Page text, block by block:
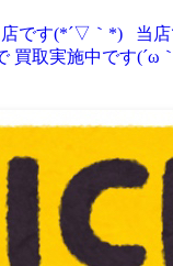
です(*´▽｀*) 当店
買取実施中です